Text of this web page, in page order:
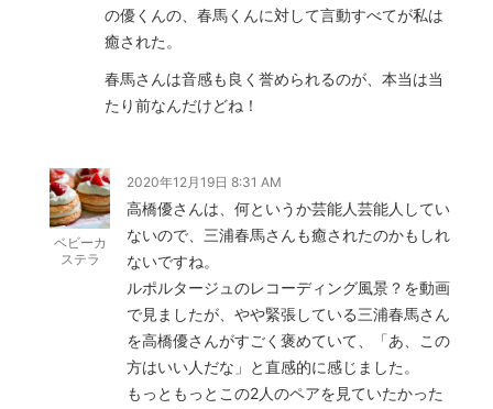
の優くんの、春馬くんに対して言動すべてが私は
癒された。
春馬さんは音感も良く誉められるのが、本当は当
たり前なんだけどね！
ベビーカ
ステラ
2020年12月19日 8:31 AM
高橋優さんは、何というか芸能人芸能人してい
ないので、三浦春馬さんも癒されたのかもしれ
ないですね。
ルポルタージュのレコーディング風景？を動画
で見ましたが、やや緊張している三浦春馬さん
を高橋優さんがすごく褒めていて、「あ、この
方はいい人だな」と直感的に感じました。
もっともっとこの2人のペアを見ていたかった